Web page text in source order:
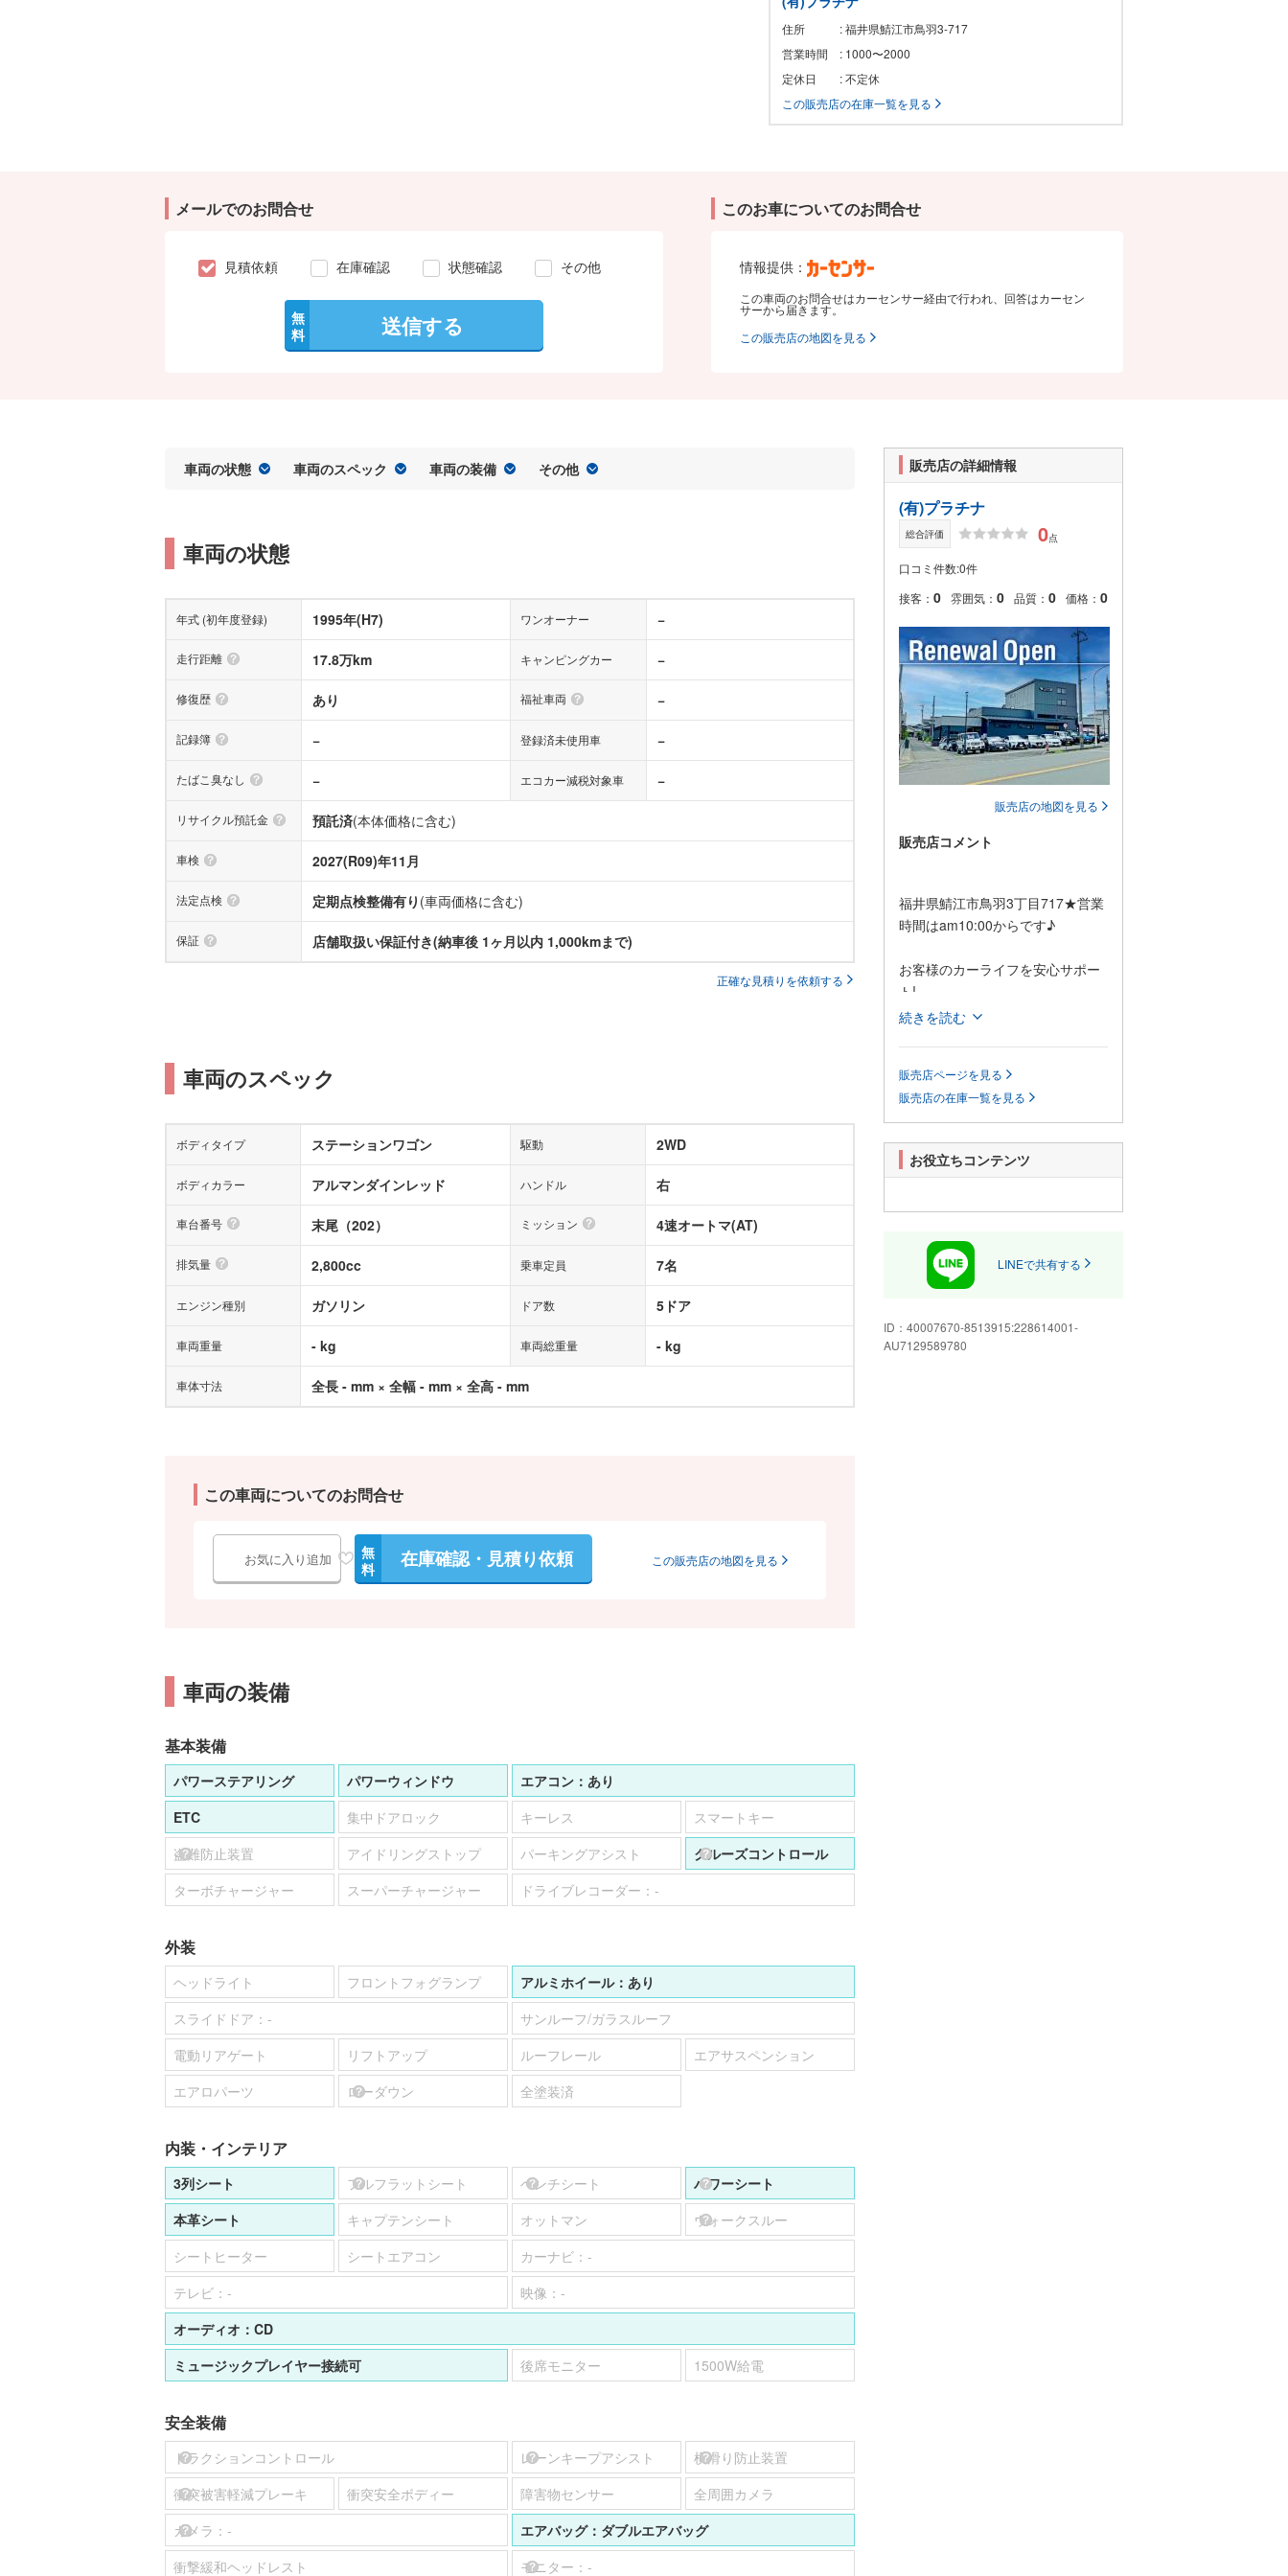
住所
: 福井県鯖江市鳥羽3-717
営業時間
: 1000〜2000
定休日
: 不定休
この販売店の在庫一覧を見る
メールでのお問合せ
見積依頼 在庫確認 状態確認 その他
無
料
送信する
このお車についてのお問合せ
情報提供：
この車両のお問合せはカーセンサー経由で行われ、回答はカーセン
サーから届きます。
この販売店の地図を見る
車両の状態 車両のスペック 車両の装備 その他
車両の状態
年式 (初年度登録) 1995年(H7) ワンオーナー −
走行距離 17.8万km キャンピングカー −
修復歴 あり 福祉車両 −
記録簿 − 登録済未使用車 −
たばこ臭なし − エコカー減税対象車 −
リサイクル預託金 預託済(本体価格に含む)
車検 2027(R09)年11月
法定点検 定期点検整備有り (車両価格に含む)
保証 店舗取扱い保証付き(納車後 1ヶ月以内 1,000kmまで)
正確な見積りを依頼する
車両のスペック
ボディタイプ ステーションワゴン 駆動 2WD
ボディカラー アルマンダインレッド ハンドル 右
車台番号 末尾（202） ミッション 4速オートマ(AT)
排気量 2,800cc 乗車定員 7名
エンジン種別 ガソリン ドア数 5ドア
車両重量 - kg 車両総重量 - kg
車体寸法 全長 - mm × 全幅 - mm × 全高 - mm
この車両についてのお問合せ
お気に入り追加
無
料
在庫確認・見積り依頼 この販売店の地図を見る
車両の装備
基本装備
パワーステアリング パワーウィンドウ エアコン： あり
ETC
集中ドアロック キーレス
スマートキー
盗難防止装置
アイドリングストップ パーキングアシスト
クルーズコントロール
ターボチャージャー
スーパーチャージャー ドライブレコーダー： -
外装
ヘッドライト フロントフォグランプ アルミホイール： あり
スライドドア： -
サンルーフ/ガラスルーフ
電動リアゲート
リフトアップ ルーフレール
エアサスペンション
エアロパーツ
ローダウン 全塗装済
内装・インテリア
3列シート フルフラットシート ベンチシート
パワーシート
本革シート
キャプテンシート オットマン
ウォークスルー
シートヒーター
シートエアコン カーナビ： -
テレビ： - 映像： -
オーディオ： CD
ミュージックプレイヤー接続可
後席モニター 1500W給電
安全装備
トラクションコントロール レーンキープアシスト
横滑り防止装置
衝突被害軽減プレーキ
衝突安全ボディー 障害物センサー
全周囲カメラ
カメラ： - エアバッグ： ダブルエアバッグ
衝撃緩和ヘッドレスト
モニター： -
販売店の詳細情報
(有)プラチナ
総合評価 0点
口コミ件数:0件
接客： 0 雰囲気： 0 品質： 0 価格： 0
販売店の地図を見る
販売店コメント
福井県鯖江市鳥羽3丁目717★営業
時間はam10:00からです♪
お客様のカーライフを安心サポー
ト!
す。
お車についても1台1台スタッフが
詳しくご説明致します。
在庫にないお客様のお探しのお
車、ご質問、ご相談などお気軽に
国産車・輸入車に問わず、幅広い
ご満足していただける。それがプ
ラチナオートの強みです。
ライフスタイルに合ったお車をト
レンドや相場等を含め、お客様に
続きを読む
販売店ページを見る
販売店の在庫一覧を見る
お役立ちコンテンツ
LINEで共有する
ID： 40007670-8513915:228614001-
AU7129589780